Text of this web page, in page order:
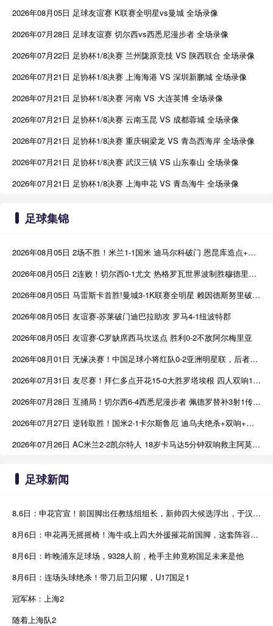
2026年08月05日 足球友谊赛 K联赛全明星vs曼城 全场录像
2026年07月28日 足球友谊赛 切尔西vs西悉尼漫步者 全场录像
2026年07月22日 足协杯1/8决赛 兰州陇原竞技 VS 陕西联合 全场录像
2026年07月21日 足协杯1/8决赛 上海海港 VS 深圳新鹏城 全场录像
2026年07月21日 足协杯1/8决赛 河南 VS 大连英博 全场录像
2026年07月21日 足协杯1/8决赛 云南玉昆 VS 成都蓉城 全场录像
2026年07月21日 足协杯1/8决赛 重庆铜梁龙 VS 青岛西海岸 全场录像
2026年07月21日 足协杯1/8决赛 武汉三镇 VS 山东泰山 全场录像
2026年07月21日 足协杯1/8决赛 上海申花 VS 青岛海牛 全场录像
足球集锦
2026年08月05日 2场不胜！米兰1-1国米 迪马尔科破门 恩昆库造点+点射拉莫斯登场
2026年08月05日 2连败！切尔西0-1尤文 热格罗瓦世界波制胜穆德里克时隔614天复出
2026年08月05日 马雷斯卡首胜!曼城3-1K联赛全明星 赖因德斯努里破门塞梅尼奥助攻
2026年08月05日 友谊赛-苏莱破门迪巴拉助攻 罗马4-1纽波特郡
2026年08月05日 友谊赛-C罗缺席西马坎送点 胜利0-2不敌阿尔梅里亚
2026年08月01日 无缘决赛！中国足球小将红队0-2亚洲明星联，后者决赛战杭州足管
2026年07月31日 友尽赛！拜仁多点开花15-0大胜罗塔埃根 四人双响17岁阿索莫建功
2026年07月28日 互捅局！切尔西6-4西悉尼漫步者 佩德罗替补3射1传阿隆索开门红
2026年07月27日 逆转取胜！国米2-1卡尔斯鲁厄 迪乌夫绝杀+双响+世界波破门
2026年07月26日 AC米兰2-2凯尔特人 18岁卡马达5分钟双响救主阿莫林迎执教首秀
足球新闻
8.6日：申花官宣！前国脚出任教练组组长，新帅四大候选浮出，于汉超救火？
8月6日：申花再无摇摇椅！海牛或上四大外援摧花前国脚，这套阵容踢中甲都困难
8月6日：昨晚浦东足球场，9328人前，枪手主帅竟称国足未来是他
8月6日：连场头球绝杀！带刀后卫闪耀，U17国足1
冠军杯：上海2
随着上海队2